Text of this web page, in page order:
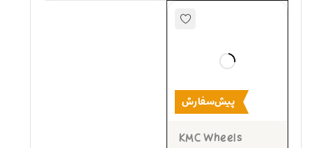
پیش‌سفارش
KMC Wheels